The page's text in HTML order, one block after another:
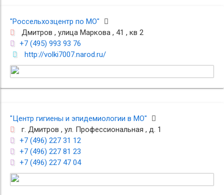
"Россельхозцентр по МО"
Дмитров , улица Маркова , 41 , кв 2
+7 (495) 993 93 76
http://volki7007.narod.ru/
"Центр гигиены и эпидемиологии в МО"
г. Дмитров , ул. Профессиональная , д. 1
+7 (496) 227 31 12
+7 (496) 227 81 23
+7 (496) 227 47 04